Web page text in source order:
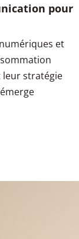
pour
et
leur stratégie